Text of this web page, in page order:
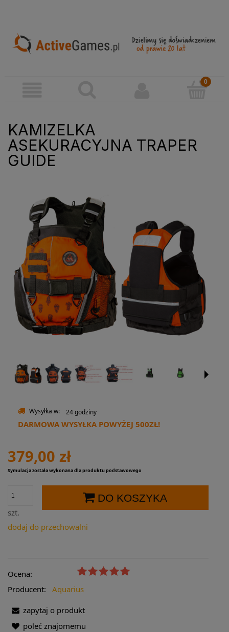
KAMIZELKA
ASEKURACYJNA TRAPER
GUIDE
Wysyłka w: 24 godziny
DARMOWA WYSYŁKA POWYŻEJ 500ZŁ!
379,00 zł
Symulacja została wykonana dla produktu podstawowego
szt.
DO KOSZYKA
dodaj do przechowalni
Ocena:
Producent:
Aquarius
zapytaj o produkt
poleć znajomemu